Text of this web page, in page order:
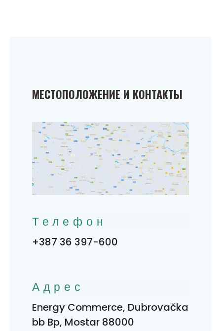
МЕСТОПОЛОЖЕНИЕ И КОНТАКТЫ
Телефон
+387 36 397-600
Адрес
Energy Commerce, Dubrovačka
bb Bp, Mostar 88000